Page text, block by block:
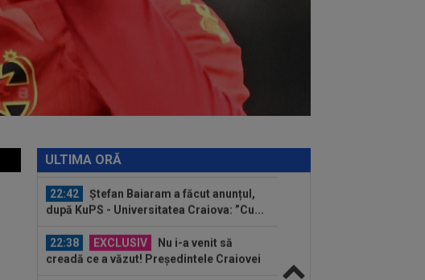
ULTIMA ORĂ
Tromso 0-5 și s-au speriat de ce s-a
Victor Pițurcă,
despre Marius Baciu: ”Cu asta, basta. Ar
EXCLUSIV
Gigi Becali: ”Am
vândut un jucător pe 3.000.000 €”
dură reacție, după ce CFR a fost umilită
de Tromso
22:42
Ștefan Baiaram a făcut anunțul,
după KuPS - Universitatea Craiova: ”Cu...
22:38 EXCLUSIV
Nu i-a venit să
creadă ce a văzut! Președintele Craiovei